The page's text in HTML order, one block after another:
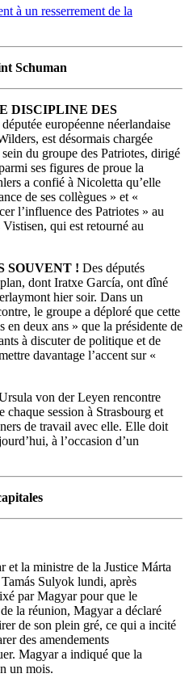
à un resserrement de la
Schuman
DISCIPLINE DES
européenne néerlandaise
est désormais chargée
du groupe des Patriotes, dirigé
ses figures de proue la
a confié à Nicoletta qu’elle
de ses collègues » et «
l’influence des Patriotes » au
qui est retourné au
SOUVENT ! Des députés
dont Iratxe García, ont dîné
hier soir. Dans un
le groupe a déploré que cette
deux ans » que la présidente de
à discuter de politique et de
davantage l’accent sur «
von der Leyen rencontre
chaque session à Strasbourg et
de travail avec elle. Elle doit
à l’occasion d’un
et la ministre de la Justice Márta
Sulyok lundi, après
par Magyar pour que le
la réunion, Magyar a déclaré
de son plein gré, ce qui a incité
des amendements
Magyar a indiqué que la
un mois.